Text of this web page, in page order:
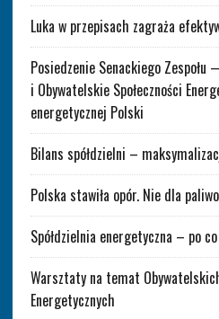
Luka w przepisach zagraża
Posiedzenie Senackiego
i Obywatelskie Społeczności
energetycznej Polski
Bilans spółdzielni –
Polska stawiła opór. Nie dla
Spółdzielnia energetyczna – po
Warsztaty na temat
Energetycznych